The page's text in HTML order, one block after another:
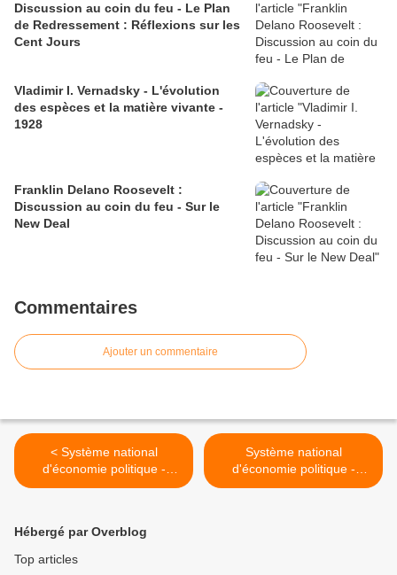
Discussion au coin du feu - Le Plan
de Redressement : Réflexions sur les
Cent Jours
Vladimir I. Vernadsky - L'évolution
des espèces et la matière vivante -
1928
Franklin Delano Roosevelt :
Discussion au coin du feu - Sur le
New Deal
Commentaires
Ajouter un commentaire
< Système national
d'économie politique -
Friedrich List - L. II, ch. X :
Système national
d'économie politique -
Friedrich List - L. II, ch. XII :
Hébergé par Overblog
Top articles